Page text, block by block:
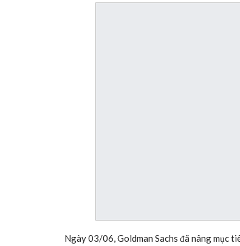
Ngày 03/06, Goldman Sachs đã nâng mục